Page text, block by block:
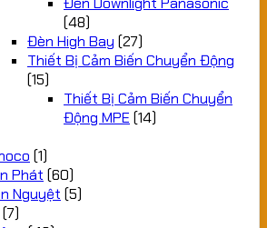
(48)
Đèn High Bay (27)
Thiết Bị Cảm Biến Chuyển Động
(15)
Thiết Bị Cảm Biến Chuyển
Động MPE (14)
(1)
Phát (60)
Nguyệt (5)
(7)